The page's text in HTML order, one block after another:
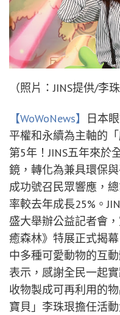
（照片：JINS提供/李
【WoWoNews】
日本
平權和永續為主軸的
第5年！JINS五年來於
鏡，轉化為兼具環保
成功號召民眾響應，
率較去年成長25%。
盛大舉辦公益記者會
癒森林》特展正式揭
中多種可愛動物的互
表示，感謝全民一起
收物製成可再利用的
寶貝」李珠珢擔任活